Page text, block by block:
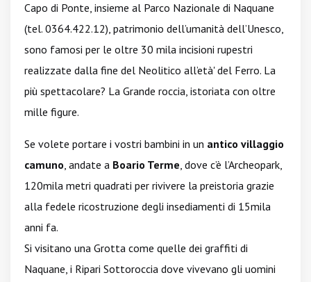
Capo di Ponte, insieme al Parco Nazionale di Naquane
(tel. 0364.422.12), patrimonio dell’umanità dell’Unesco,
sono famosi per le oltre 30 mila incisioni rupestri
realizzate dalla fine del Neolitico all’età' del Ferro. La
più spettacolare? La Grande roccia, istoriata con oltre
mille figure.
Se volete portare i vostri bambini in un antico villaggio
camuno, andate a Boario Terme, dove c’è l’Archeopark,
120mila metri quadrati per rivivere la preistoria grazie
alla fedele ricostruzione degli insediamenti di 15mila
anni fa.
Si visitano una Grotta come quelle dei graffiti di
Naquane, i Ripari Sottoroccia dove vivevano gli uomini